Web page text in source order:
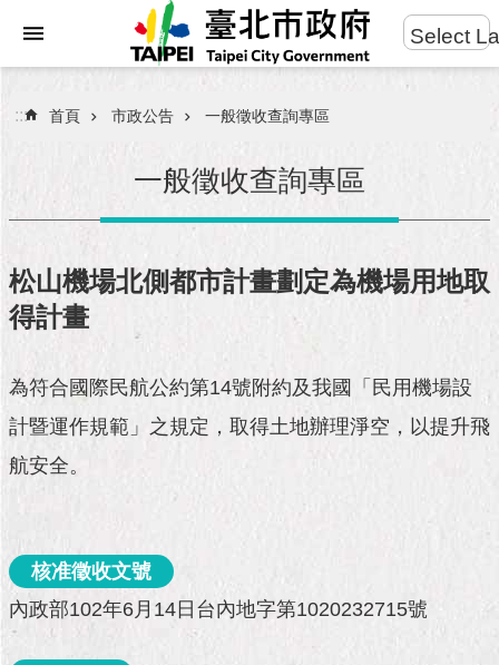
進
搜
民
服
務
市
府
團
隊
告
Select
::: 首頁 市政公告 一般徵收查詢專區
一般徵收查詢專區
松山機場北側都市計畫劃定為機場用地取
得計畫
為符合國際民航公約第14號附約及我國「民用機場設
計暨運作規範」之規定，取得土地辦理淨空，以提升飛
航安全。
核准徵收文號
內政部102年6月14日台內地字第1020232715號